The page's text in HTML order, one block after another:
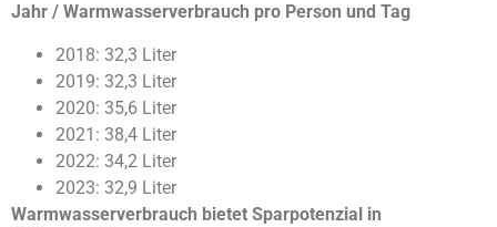
Jahr / Warmwasserverbrauch pro Person und Tag
2018: 32,3 Liter
2019: 32,3 Liter
2020: 35,6 Liter
2021: 38,4 Liter
2022: 34,2 Liter
2023: 32,9 Liter
Warmwasserverbrauch bietet Sparpotenzial in